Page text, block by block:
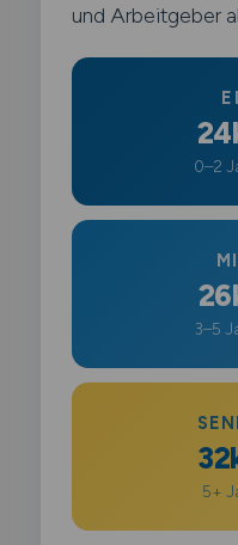
und Arbeitgeber
0–2
3–5
5+